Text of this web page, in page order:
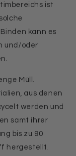
ist
kann es
und/oder
Müll.
aus denen
werden und
samt ihrer
bis zu 90
hergestellt.